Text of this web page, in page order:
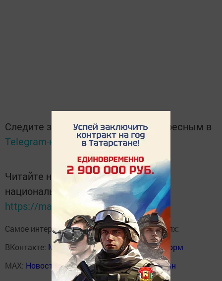
Следите за самым важным и интересным в
Telegram-каналеТатмедиа
Читайте новости Татарстана в
национальном мессенджере MАХ:
https://max.ru/tatmedia
Самое интересное в наших социальных сетях:
ВКонтакте: Мензелинск news - Мензеля-информ
MAX: Новости Мензелинска - Мензеля онлайн